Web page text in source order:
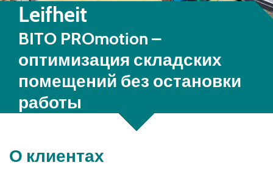
Leifheit
BITO PROmotion –
оптимизация складских
помещений без остановки
работы
О клиентах